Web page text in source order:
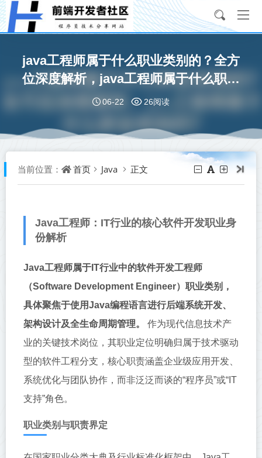
java工程师属于什么职业类别的？全方
位深度解析，java工程师属于什么职业
类别的？
06-22 26阅读
当前位置： 首页 Java 正文
Java工程师：IT行业的核心软件开发职业身
份解析
Java工程师属于IT行业中的软件开发工程师
（Software Development Engineer）职业类别，
具体聚焦于使用Java编程语言进行后端系统开发、
架构设计及全生命周期管理。
作为现代信息技术产
业的关键技术岗位，其职业定位明确归属于技术驱动
型的软件工程分支，核心职责涵盖企业级应用开发、
系统优化与团队协作，而非泛泛而谈的“程序员”或“IT
支持”角色。
职业类别与职责界定